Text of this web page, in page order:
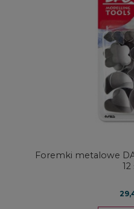
Foremki metalowe
12